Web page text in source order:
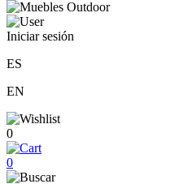
Iniciar sesión
ES
EN
0
0